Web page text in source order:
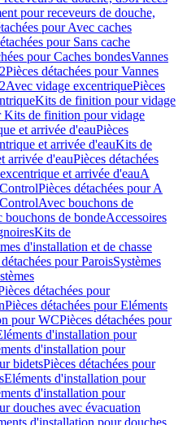
pour receveurs de douche,
pour Avec caches
pour Sans cache
pour Caches bondesVannes
Pièces détachées pour Vannes
Avec vidage excentriquePièces
Kits de finition pour vidage
Kits de finition pour vidage
et arrivée d'eauPièces
et arrivée d'eauKits de
arrivée d'eauPièces détachées
et arrivée d'eauA
Pièces détachées pour A
Avec bouchons de
bouchons de bondeAccessoires
Kits de
d'installation et de chasse
pour ParoisSystèmes
détachées pour
Pièces détachées pour Eléments
pour WCPièces détachées pour
d'installation pour
d'installation pour
bidetsPièces détachées pour
Eléments d'installation pour
d'installation pour
douches avec évacuation
d'installation pour douches